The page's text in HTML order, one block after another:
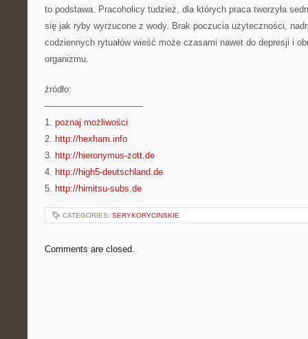
to podstawa. Pracoholicy tudzież, dla których praca tworzyła
się jak ryby wyrzucone z wody. Brak poczucia użyteczności,
codziennych rytuałów wieść może czasami nawet do depresji i
organizmu.
źródło:
———————————
1. poznaj możliwości
2. http://hexham.info
3. http://hieronymus-zott.de
4. http://high5-deutschland.de
5. http://himitsu-subs.de
CATEGORIES: SERYKORYCINSKIE
Comments are closed.